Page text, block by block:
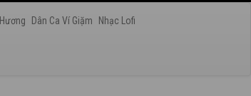
Dân Ca Ví Giặm Nhạc Lofi